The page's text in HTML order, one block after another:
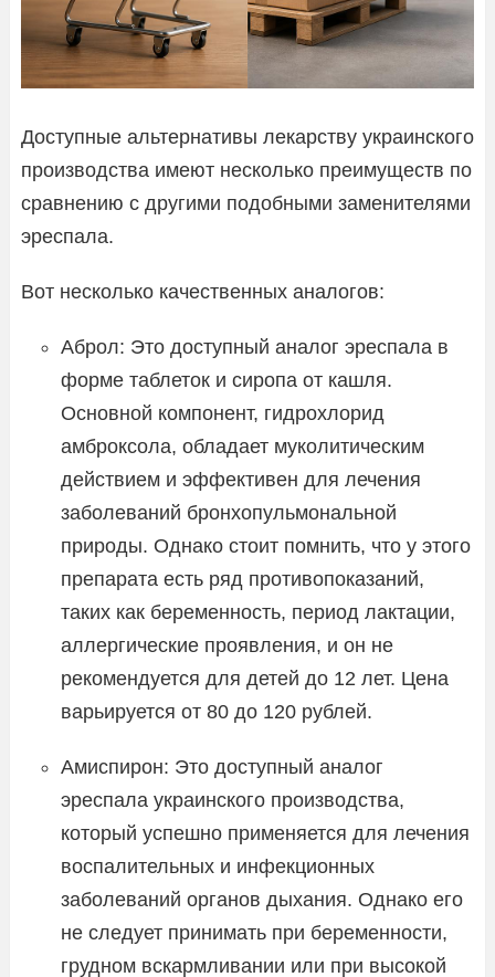
Доступные альтернативы лекарству украинского
производства имеют несколько преимуществ по
сравнению с другими подобными заменителями
эреспала.
Вот несколько качественных аналогов:
Аброл: Это доступный аналог эреспала в
форме таблеток и сиропа от кашля.
Основной компонент, гидрохлорид
амброксола, обладает муколитическим
действием и эффективен для лечения
заболеваний бронхопульмональной
природы. Однако стоит помнить, что у этого
препарата есть ряд противопоказаний,
таких как беременность, период лактации,
аллергические проявления, и он не
рекомендуется для детей до 12 лет. Цена
варьируется от 80 до 120 рублей.
Амиспирон: Это доступный аналог
эреспала украинского производства,
который успешно применяется для лечения
воспалительных и инфекционных
заболеваний органов дыхания. Однако его
не следует принимать при беременности,
грудном вскармливании или при высокой